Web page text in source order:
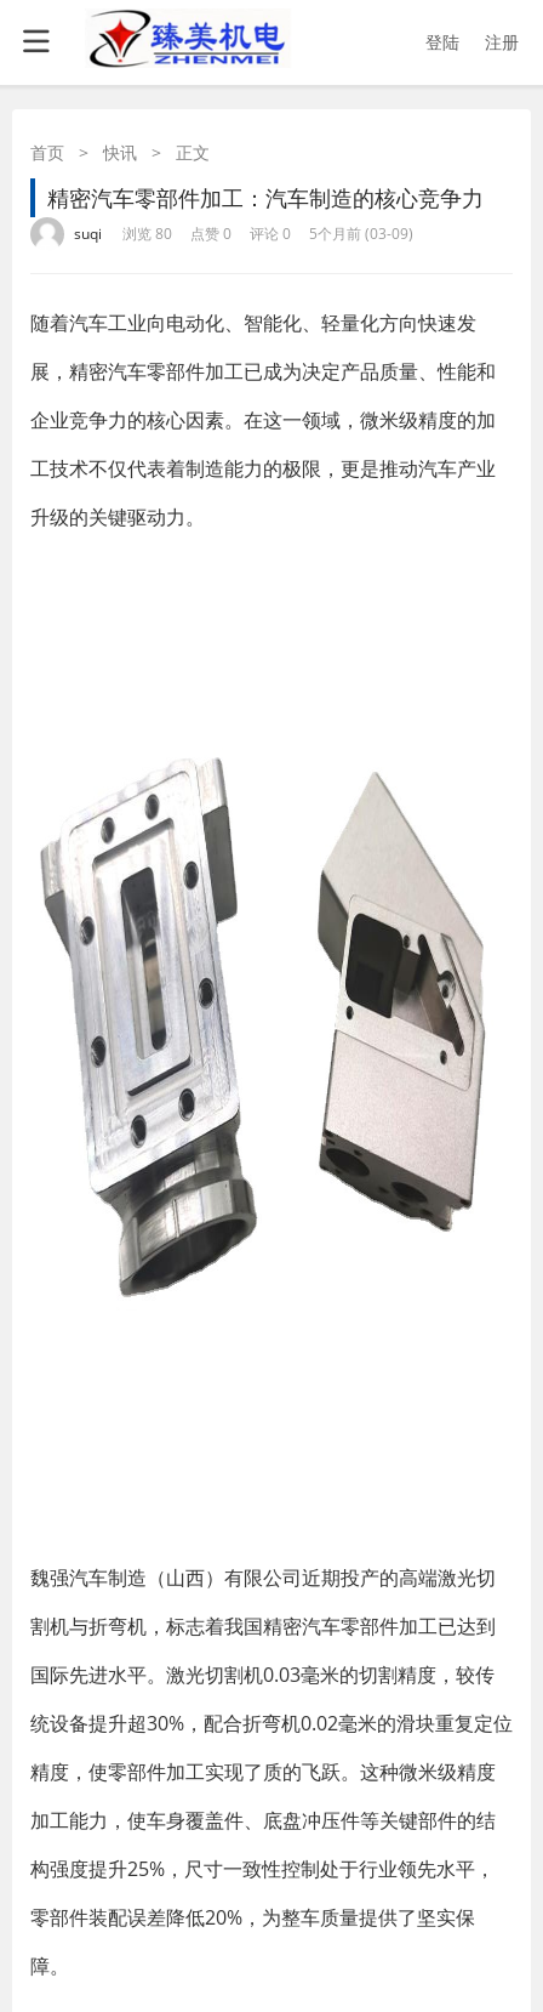
登陆 注册
首页 > 快讯 > 正文
精密汽车零部件加工：汽车制造的核心竞争力
suqi 浏览 80 点赞 0 评论 0 5个月前 (03-09)
随着汽车工业向电动化、智能化、轻量化方向快速发
展，精密汽车零部件加工已成为决定产品质量、性能和
企业竞争力的核心因素。在这一领域，微米级精度的加
工技术不仅代表着制造能力的极限，更是推动汽车产业
升级的关键驱动力。
魏强汽车制造（山西）有限公司近期投产的高端激光切
割机与折弯机，标志着我国精密汽车零部件加工已达到
国际先进水平。激光切割机0.03毫米的切割精度，较传
统设备提升超30%，配合折弯机0.02毫米的滑块重复定位
精度，使零部件加工实现了质的飞跃。这种微米级精度
加工能力，使车身覆盖件、底盘冲压件等关键部件的结
构强度提升25%，尺寸一致性控制处于行业领先水平，
零部件装配误差降低20%，为整车质量提供了坚实保
障。